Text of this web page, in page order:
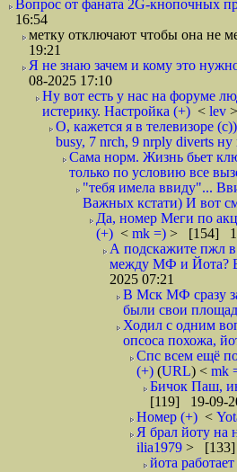
Вопрос от фаната 2G-кнопочных
16:54
метку отключают чтобы она не
19:21
Я не знаю зачем и кому это
08-2025 17:10
Ну вот есть у нас на форуме
истерику. Настройка (+) < lev
О, кажется я в телевизоре
busy, 7 nrch, 9 nrply diverts
Сама норм. Жизнь бьет
только по условию все
"тебя имела ввиду"...
Важных кстати) И вот
Да, номер Меги по
(+) < mk =) > [154]
А подскажите пжл в
между МФ и Йота?
2025 07:21
В Мск МФ сразу
были свои
Ходил с одним
опсоса похожа,
Спс всем ещё
(+) (URL) < mk
Бичок Паш,
[119] 19-09-
Номер (+) <
Я брал йоту на
ilia1979 > [133]
йота